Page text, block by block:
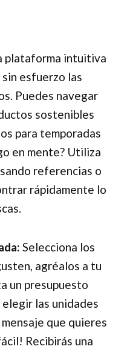
plataforma intuitiva
esfuerzo las
Puedes navegar
sostenibles
para temporadas
en mente? Utiliza
referencias o
rápidamente lo
Selecciona los
agréalos a tu
un presupuesto
las unidades
que quieres
Recibirás una